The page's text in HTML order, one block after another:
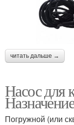
читать дальше →
Насос для
Погружной (или